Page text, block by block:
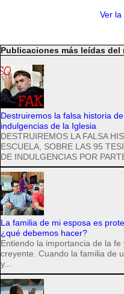
Ver la
Publicaciones más leídas del
Destruiremos la falsa historia
indulgencias de la Iglesia
DESTRUIREMOS LA FALSA
ESCUELA, SOBRE LAS 95
DE INDULGENCIAS POR
La familia de mi esposa es
¿qué debemos hacer?
Entiendo la importancia de la
creyente. Cuando la familia de
y...